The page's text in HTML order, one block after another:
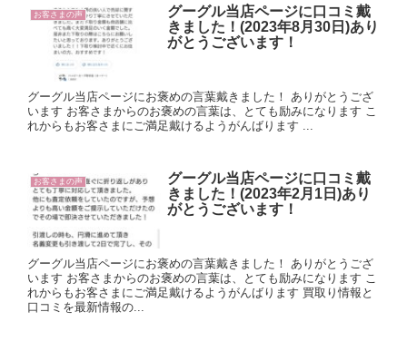
お客さまの声
グーグル当店ページに口コミ戴
きました！(2023年8月30日)あり
がとうございます！
グーグル当店ページにお褒めの言葉戴きました！ ありがとうござ
います お客さまからのお褒めの言葉は、とても励みになります こ
れからもお客さまにご満足戴けるようがんばります ...
お客さまの声
グーグル当店ページに口コミ戴
きました！(2023年2月1日)あり
がとうございます！
グーグル当店ページにお褒めの言葉戴きました！ ありがとうござ
います お客さまからのお褒めの言葉は、とても励みになります こ
れからもお客さまにご満足戴けるようがんばります 買取り情報と
口コミを最新情報の...